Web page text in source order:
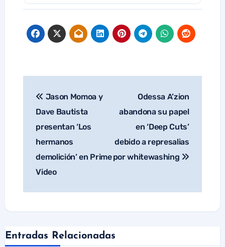
Navegación
de
Jason Momoa y
Dave Bautista
presentan ‘Los
hermanos
demolición’ en Prime
Video
Odessa A’zion
abandona su papel
en ‘Deep Cuts’
debido a represalias
por whitewashing
Entradas Relacionadas